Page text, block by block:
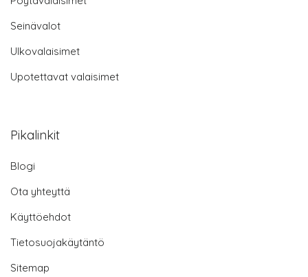
Seinävalot
Ulkovalaisimet
Upotettavat valaisimet
Pikalinkit
Blogi
Ota yhteyttä
Käyttöehdot
Tietosuojakäytäntö
Sitemap